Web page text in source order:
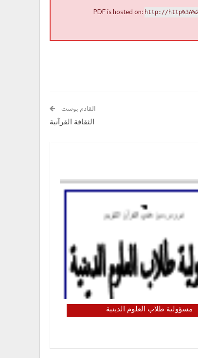
PDF is hosted on: http://
القادم بوست
الثقافة القرآنية
مسؤولية طلاب العلوم الدينية